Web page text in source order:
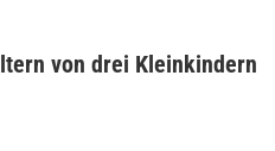
von drei Kleinkindern